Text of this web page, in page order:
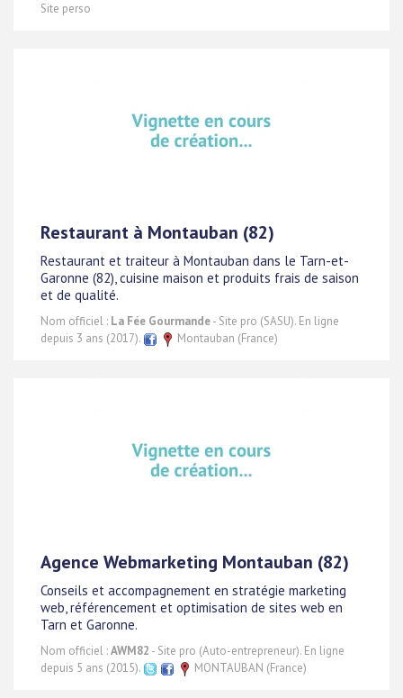
Site perso
Restaurant à Montauban (82)
Restaurant et traiteur à Montauban dans le Tarn-et-
Garonne (82), cuisine maison et produits frais de saison
et de qualité.
Nom officiel : La Fée Gourmande- Site pro (SASU). En ligne
depuis 3 ans (2017).
Montauban (France)
Agence Webmarketing Montauban (82)
Conseils et accompagnement en stratégie marketing
web, référencement et optimisation de sites web en
Tarn et Garonne.
Nom officiel :AWM82 - Site pro (Auto-entrepreneur). En ligne
depuis 5 ans (2015).
MONTAUBAN (France)